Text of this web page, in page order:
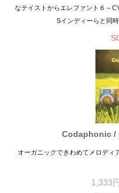
なテイストからエレファント６～
Sインディーらと同
Codaphonic /
オーガニックできわめてメロディ
1,333